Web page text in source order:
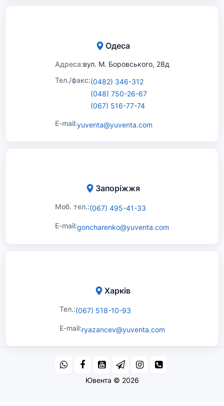
Одеса
Адреса:вул. М. Боровського, 28д
Тел./факс:(0482) 346-312
(048) 750-26-67
(067) 516-77-74
E-mail:yuventa@yuventa.com
Запоріжжя
Моб. тел.:(067) 495-41-33
E-mail:goncharenko@yuventa.com
Харків
Тел.:(067) 518-10-93
E-mail:ryazancev@yuventa.com
Ювента © 2026